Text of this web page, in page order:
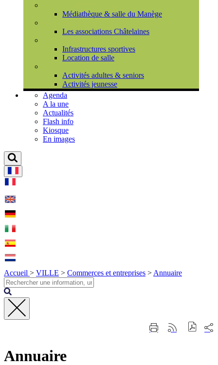
Médiathèque & salle du Manège
Les associations Châtelaines
Infrastructures sportives
Location de salle
Activités adultes & seniors
Activités jeunesse
Agenda
A la une
Actualités
Flash info
Kiosque
En images
Accueil > VILLE > Commerces et entreprises > Annuaire
Fermer
ImprimerGénérer
sur
Annuaire